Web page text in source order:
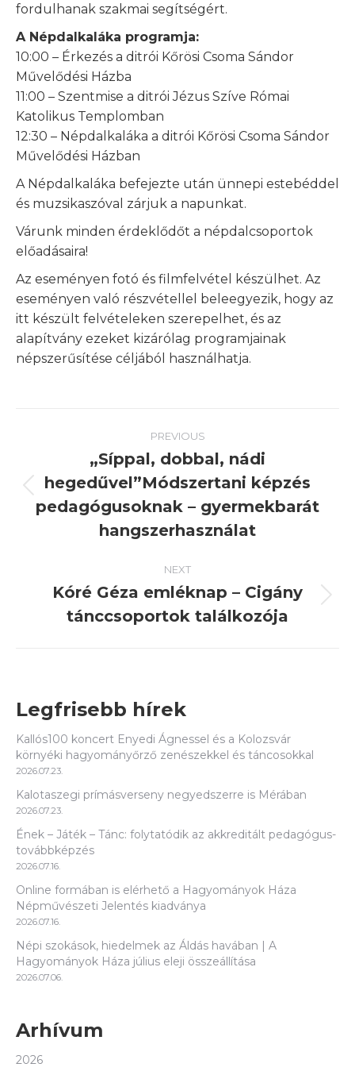
fordulhanak szakmai segítségért.
A Népdalkaláka programja:
10:00 – Érkezés a ditrói Kőrösi Csoma Sándor
Művelődési Házba
11:00 – Szentmise a ditrói Jézus Szíve Római
Katolikus Templomban
12:30 – Népdalkaláka a ditrói Kőrösi Csoma Sándor
Művelődési Házban
A Népdalkaláka befejezte után ünnepi estebéddel
és muzsikaszóval zárjuk a napunkat.
Várunk minden érdeklődőt a népdalcsoportok
előadásaira!
Az eseményen fotó és filmfelvétel készülhet. Az
eseményen való részvétellel beleegyezik, hogy az
itt készült felvételeken szerepelhet, és az
alapítvány ezeket kizárólag programjainak
népszerűsítése céljából használhatja.
navigation
PREVIOUS
post:
„Síppal, dobbal, nádi
hegedűvel”Módszertani képzés
pedagógusoknak – gyermekbarát
hangszerhasználat
NEXT
post:
Kóré Géza emléknap – Cigány
tánccsoportok találkozója
Legfrisebb hírek
Kallós100 koncert Enyedi Ágnessel és a Kolozsvár
környéki hagyományőrző zenészekkel és táncosokkal
2026.07.23.
Kalotaszegi prímásverseny negyedszerre is Mérában
2026.07.23.
Ének – Játék – Tánc: folytatódik az akkreditált pedagógus-
továbbképzés
2026.07.16.
Online formában is elérhető a Hagyományok Háza
Népművészeti Jelentés kiadványa
2026.07.16.
Népi szokások, hiedelmek az Áldás havában | A
Hagyományok Háza július eleji összeállítása
2026.07.06.
Arhívum
2026